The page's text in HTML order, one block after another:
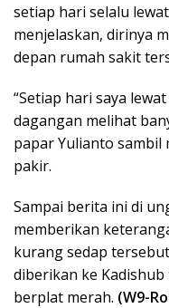
setiap hari selalu
menjelaskan, dirinya
depan rumah sakit
“Setiap hari saya
dagangan melihat
papar Yulianto
pakir.
Sampai berita ini di
memberikan
kurang sedap
diberikan ke
berplat merah. (W9-